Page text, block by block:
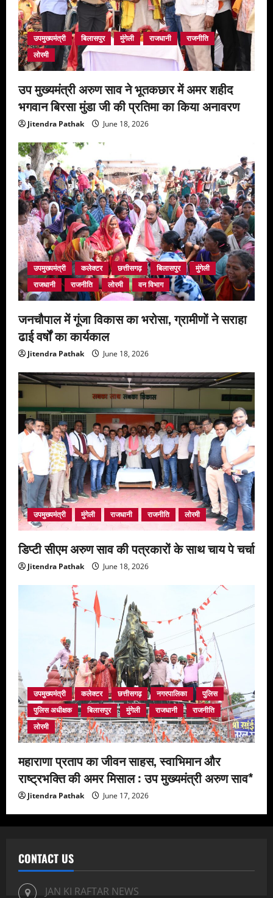
उपमुख्यमंत्री बिलासपुर मुंगेली राजधानी
राजनीति
लोरमी
उप मुख्यमंत्री अरुण साव ने भूतकछार में अमर शहीद
भगवान बिरसा मुंडा जी की प्रतिमा का किया अनावरण
Jitendra Pathak June 18, 2026
उपमुख्यमंत्री कलेक्टर छत्तीसगढ़ बिलासपुर
मुंगेली
राजधानी
राजनीति लोरमी वन विभाग
जनचौपाल में गूंजा विकास का भरोसा, ग्रामीणों ने सराहा
ढाई वर्षों का कार्यकाल
Jitendra Pathak June 18, 2026
उपमुख्यमंत्री मुंगेली राजधानी राजनीति लोरमी
डिप्टी सीएम अरुण साव की पत्रकारों के साथ चाय पे चर्चा
Jitendra Pathak June 18, 2026
उपमुख्यमंत्री कलेक्टर छत्तीसगढ़ नगरपालिका
पुलिस
पुलिस अधीक्षक
बिलासपुर मुंगेली राजधानी
राजनीति
लोरमी
महाराणा प्रताप का जीवन साहस, स्वाभिमान और
राष्ट्रभक्ति की अमर मिसाल : उप मुख्यमंत्री अरुण साव*
Jitendra Pathak June 17, 2026
CONTACT US
JAN KI RAFTAR NEWS